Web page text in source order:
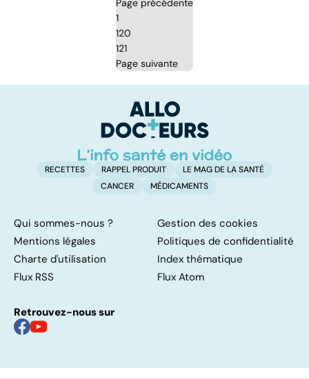
Page précédente
1
120
121
Page suivante
RECETTES RAPPEL PRODUIT
LE MAG DE LA SANTÉ
CANCER
MÉDICAMENTS
Qui sommes-nous ?
Gestion des cookies
Mentions légales
Politiques de confidentialité
Charte d'utilisation
Index thématique
Flux RSS
Flux Atom
Retrouvez-nous sur